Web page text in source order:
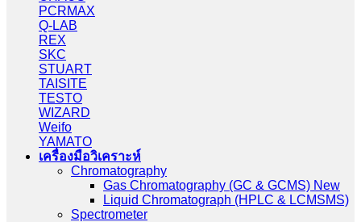
PCRMAX
Q-LAB
REX
SKC
STUART
TAISITE
TESTO
WIZARD
Weifo
YAMATO
เครื่องมือวิเคราะห์
Chromatography
Gas Chromatography (GC & GCMS) New
Liquid Chromatograph (HPLC & LCMSMS)
Spectrometer